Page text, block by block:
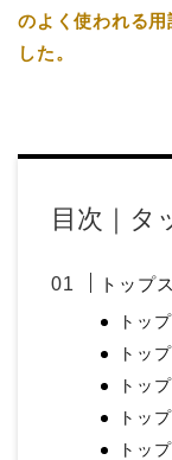
のよく使われる
した。
目次｜タ
トップ
トッ
トッ
トッ
トッ
トッ